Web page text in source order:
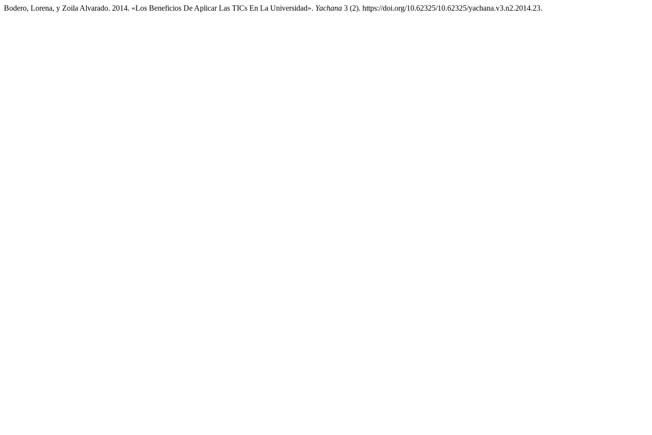
Bodero, Lorena, y Zoila Alvarado. 2014. «Los Beneficios De Aplicar Las TICs En La Universidad». Yachana 3 (2). https://doi.org/10.62325/10.62325/yachana.v3.n2.2014.23.